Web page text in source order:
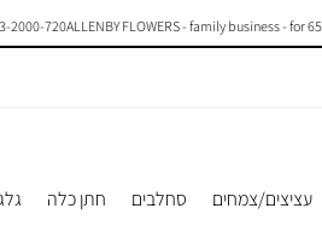
ALLENBY FLOWERS - family business - for 65
720
עציצים/צמחים סחלבים חתן כלה